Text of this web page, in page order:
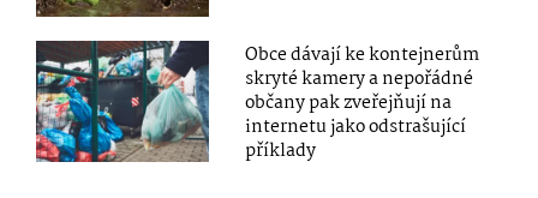
Obce dávají ke kontejnerům
skryté kamery a nepořádné
občany pak zveřejňují na
internetu jako odstrašující
příklady